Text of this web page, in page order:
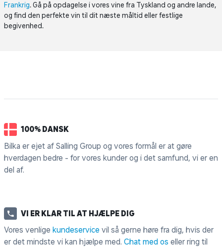
Frankrig. Gå på opdagelse i vores vine fra Tyskland og andre lande,
og find den perfekte vin til dit næste måltid eller festlige
begivenhed.
100% DANSK
Bilka er ejet af Salling Group og vores formål er at gøre
hverdagen bedre - for vores kunder og i det samfund, vi er en
del af.
VI ER KLAR TIL AT HJÆLPE DIG
Vores venlige kundeservice vil så gerne høre fra dig, hvis der
er det mindste vi kan hjælpe med. Chat med os eller ring til